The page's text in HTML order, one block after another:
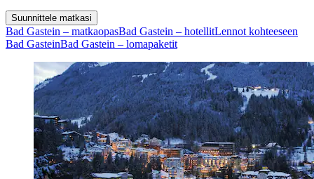
Suunnittele matkasi
Bad Gastein – matkaopasBad Gastein – hotellitLennot kohteeseen
Bad GasteinBad Gastein – lomapaketit